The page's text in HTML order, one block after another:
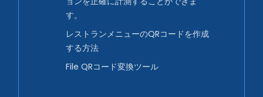
す。
レストランメニューのQRコードを作成
する方法
File QRコード変換ツール